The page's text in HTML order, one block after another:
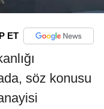
ET
söz konusu